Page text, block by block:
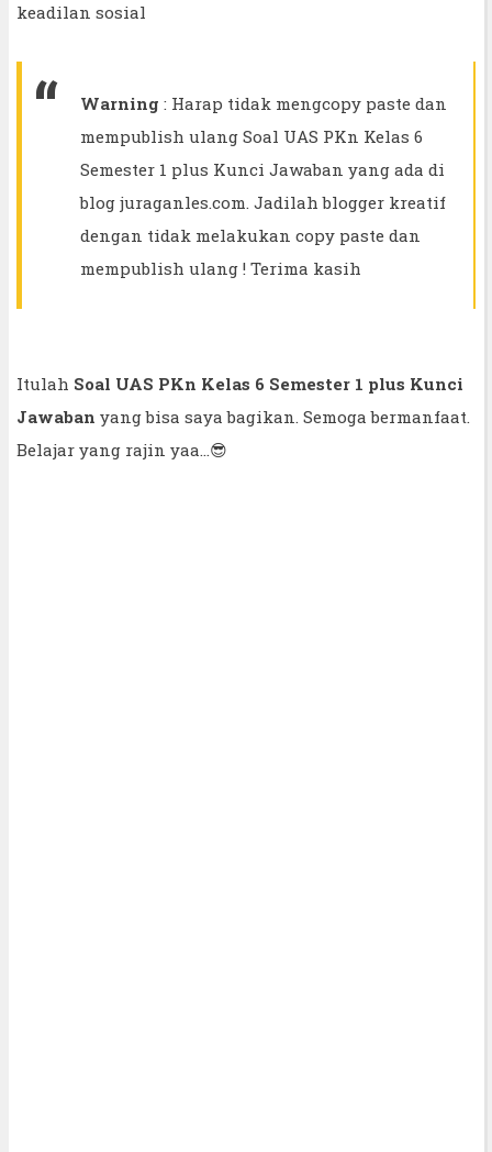
keadilan sosial
Warning : Harap tidak mengcopy paste dan
mempublish ulang Soal UAS PKn Kelas 6
Semester 1 plus Kunci Jawaban yang ada di
blog juraganles.com. Jadilah blogger kreatif
dengan tidak melakukan copy paste dan
mempublish ulang ! Terima kasih
Itulah Soal UAS PKn Kelas 6 Semester 1 plus Kunci
Jawaban yang bisa saya bagikan. Semoga bermanfaat.
Belajar yang rajin yaa...😎